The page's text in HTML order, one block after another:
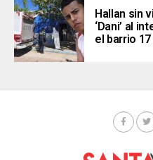
Hallan sin
‘Dani’ al
el barrio